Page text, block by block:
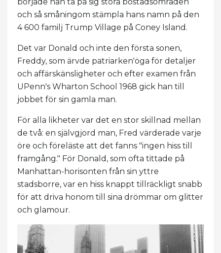
började han ta på sig stora bostadsområden
och så småningom stämpla hans namn på den
4 600 familj Trump Village på Coney Island.
Det var Donald och inte den första sonen,
Freddy, som ärvde patriarken'öga för detaljer
och affärskänsligheter och efter examen från
UPenn's Wharton School 1968 gick han till
jobbet för sin gamla man.
För alla likheter var det en stor skillnad mellan
de två: en självgjord man, Fred värderade varje
öre och föreläste att det fanns "ingen hiss till
framgång." För Donald, som ofta tittade på
Manhattan-horisonten från sin yttre
stadsborre, var en hiss knappt tillräckligt snabb
för att driva honom till sina drömmar om glitter
och glamour.